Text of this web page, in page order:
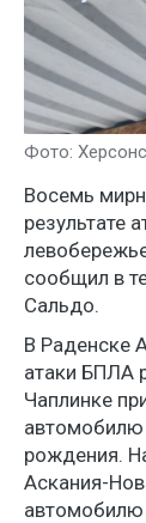
Фото:
Восемь
результате
сообщил в
Сальдо.
В Раденске
атаки БПЛА
Чаплинке
автомобилю
рождения.
Аскания-
автомобилю